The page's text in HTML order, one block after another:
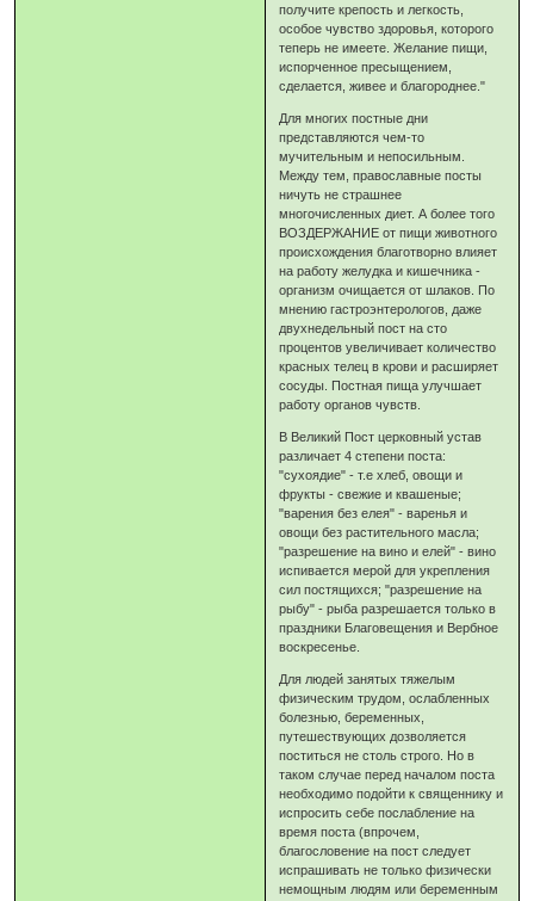
получите крепость и легкость,
особое чувство здоровья, которого
теперь не имеете. Желание пищи,
испорченное пресыщением,
сделается, живее и благороднее."
Для многих постные дни
представляются чем-то
мучительным и непосильным.
Между тем, православные посты
ничуть не страшнее
многочисленных диет. А более того
ВОЗДЕРЖАНИЕ от пищи животного
происхождения благотворно влияет
на работу желудка и кишечника -
организм очищается от шлаков. По
мнению гастроэнтерологов, даже
двухнедельный пост на сто
процентов увеличивает количество
красных телец в крови и расширяет
сосуды. Постная пища улучшает
работу органов чувств.
В Великий Пост церковный устав
различает 4 степени поста:
"сухоядие" - т.е хлеб, овощи и
фрукты - свежие и квашеные;
"варения без елея" - варенья и
овощи без растительного масла;
"разрешение на вино и елей" - вино
испивается мерой для укрепления
сил постящихся; "разрешение на
рыбу" - рыба разрешается только в
праздники Благовещения и Вербное
воскресенье.
Для людей занятых тяжелым
физическим трудом, ослабленных
болезнью, беременных,
путешествующих дозволяется
поститься не столь строго. Но в
таком случае перед началом поста
необходимо подойти к священнику и
испросить себе послабление на
время поста (впрочем,
благословение на пост следует
испрашивать не только физически
немощным людям или беременным